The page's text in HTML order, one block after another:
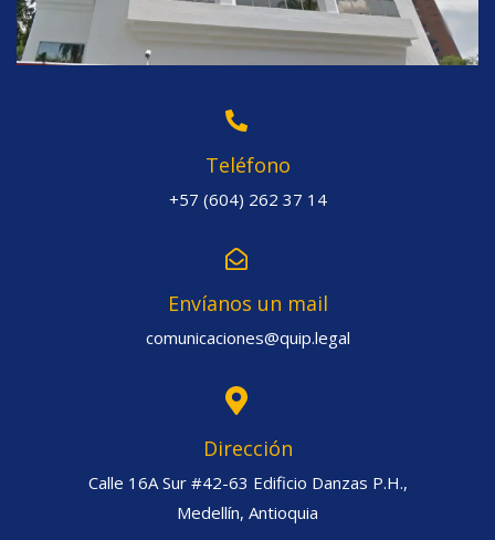
Teléfono
+57 (604) 262 37 14
Envíanos un mail
comunicaciones@quip.legal
Dirección
Calle 16A Sur #42-63 Edificio Danzas P.H.,
Medellín, Antioquia